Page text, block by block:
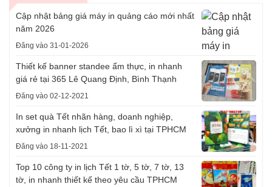
Cập nhật bảng giá máy in quảng cáo mới nhất
năm 2026
Đăng vào 31-01-2026
Thiết kế banner standee ẩm thực, in nhanh
giá rẻ tại 365 Lê Quang Định, Bình Thạnh
Đăng vào 02-12-2021
In set quà Tết nhãn hàng, doanh nghiệp,
xưởng in nhanh lịch Tết, bao lì xì tại TPHCM
Đăng vào 18-11-2021
Top 10 công ty in lịch Tết 1 tờ, 5 tờ, 7 tờ, 13
tờ, in nhanh thiết kế theo yêu cầu TPHCM